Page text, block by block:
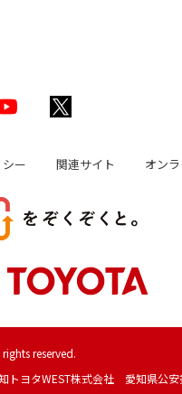
ー 関連サイト オン
reserved.
ヨタWEST株式会社 愛知県公安